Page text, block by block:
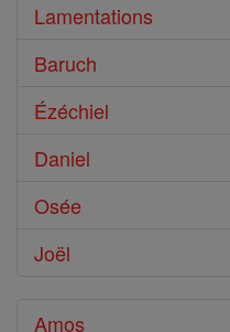
Lamentations
Baruch
Ézéchiel
Daniel
Osée
Joël
Amos